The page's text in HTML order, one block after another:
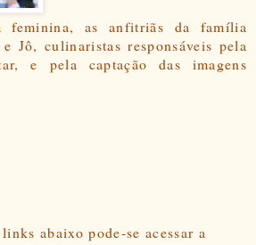
feminina, as anfitriãs da família
Jô, culinaristas responsáveis pela
e pela captação das imagens
abaixo pode-se acessar a